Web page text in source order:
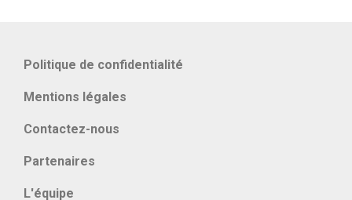
Politique de confidentialité
Mentions légales
Contactez-nous
Partenaires
L'équipe